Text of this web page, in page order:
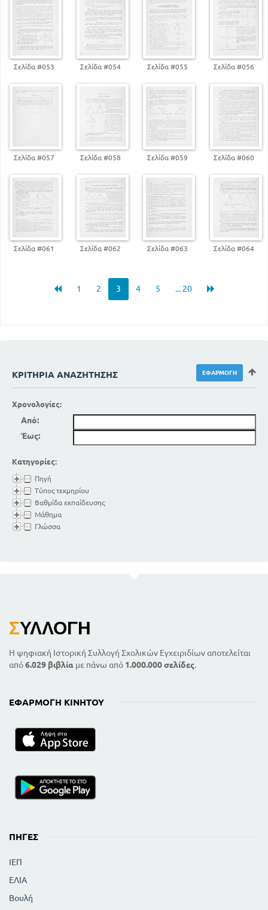
101
ΒΙΒΛ 2
ΚΕΦ Α. Η ΑΝΑΛΥΤΙΚΗ ΚΑΙ Η ΣΥΝΘΕΤΙΚΗ ΜΕΘΟΔΟΣ
126
ΒΙΒΛ 3
ΚΕΦ Δ. ΟΜΟΙΑ ΕΥΘ ΣΧΗΜΑΤΑ
199
ΒΙΒΛ 4
ΚΕΦ Α. ΚΑΝΟΝΙΚΑ ΕΥΘ. ΣΧΗΜΑΤΑ ΚΑΙ ΙΔΙΟΤΗΤΕΣ
222
ΒΙΒΛ 5
ΒΙΒΛ 6
ΚΕΦ Α. ΠΟΛΥΕΔΡΑ ΣΤΟΙΧΕΙΑ ΚΑΙ ΕΙΔΗ ΑΥΤΩΝ .
ΠΡΙΣΜΑΤΑ
292
ΚΕΦ Α. ΚΥΛΙΝΔΡΟΣ ΚΑΙ ΣΤΟΙΧΕΙΑ ΑΥΤΟΥ 337
Σελίδα #053 Σελίδα #054 Σελίδα #055 Σελίδα #056
Σελίδα #057 Σελίδα #058 Σελίδα #059 Σελίδα #060
Σελίδα #061 Σελίδα #062 Σελίδα #063 Σελίδα #064
1 2 3 4 5 ... 20
ΚΡΙΤΉΡΙΑ ΑΝΑΖΉΤΗΣΗΣ
Χρονολογίες:
Από:
Έως:
Κατηγορίες:
Πηγή
Τύπος τεκμηρίου
Βαθμίδα εκπαίδευσης
Μάθημα
Γλώσσα
ΣΥΛΛΟΓΉ
Η ψηφιακή Ιστορική Συλλογή Σχολικών Εγχειριδίων αποτελείται
από6.029 βιβλία με πάνω από 1.000.000 σελίδες.
ΕΦΑΡΜΟΓΉ ΚΙΝΗΤΟΎ
ΠΗΓΈΣ
ΙΕΠ
ΕΛΙΑ
Βουλή